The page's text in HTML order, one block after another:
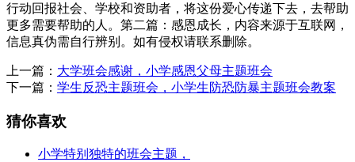
行动回报社会、学校和资助者，将这份爱心传递下去，去帮助
更多需要帮助的人。第二篇：感恩成长，内容来源于互联网，
信息真伪需自行辨别。如有侵权请联系删除。
上一篇： 大学班会感谢，小学感恩父母主题班会
下一篇： 学生反恐主题班会，小学生防恐防暴主题班会教案
猜你喜欢
小学特别独特的班会主题，